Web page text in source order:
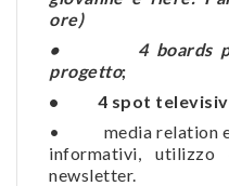
ore)
• 4 boards
progetto;
• 4 spot televisivi
• media relation e
informativi,
newsletter.